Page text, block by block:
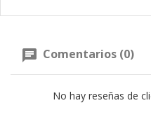
Comentarios (0)
No hay reseñas de